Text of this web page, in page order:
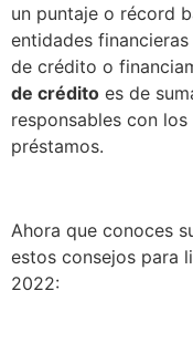
un puntaje o récord
entidades
de crédito o
de crédito es de
responsables con
préstamos.
Ahora que conoces
estos consejos para
2022: